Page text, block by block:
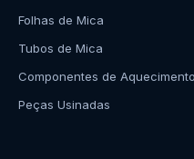
Folhas de Mica
Tubos de Mica
Componentes de Aquecimento
Peças Usinadas